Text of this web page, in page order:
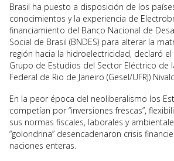
Brasil ha puesto a disposición de los
conocimientos y la experiencia de
financiamiento del Banco Nacional de
Social de Brasil (BNDES) para alterar la
región hacia la hidroelectricidad, declaró
Grupo de Estudios del Sector Eléctrico de
Federal de Rio de Janeiro (Gesel/UFRJ)
En la peor época del neoliberalismo los
competían por “inversiones frescas”,
sus normas fiscales, laborales y
“golondrina” desencadenaron crisis
naciones enteras.